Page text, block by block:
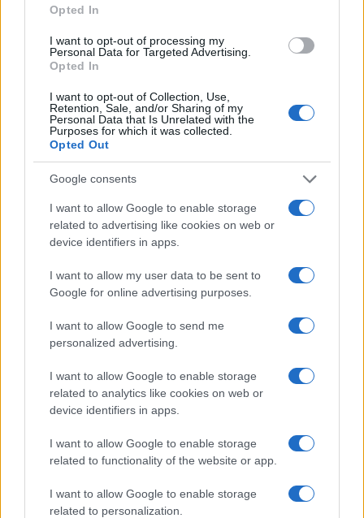
Opted In
I want to opt-out of processing my
Personal Data for Targeted Advertising.
Opted In
I want to opt-out of Collection, Use,
Retention, Sale, and/or Sharing of my
Personal Data that Is Unrelated with the
Purposes for which it was collected.
Opted Out
Google consents
I want to allow Google to enable storage
related to advertising like cookies on web or
device identifiers in apps.
I want to allow my user data to be sent to
Google for online advertising purposes.
I want to allow Google to send me
personalized advertising.
I want to allow Google to enable storage
related to analytics like cookies on web or
device identifiers in apps.
I want to allow Google to enable storage
related to functionality of the website or app.
I want to allow Google to enable storage
related to personalization.
NECROLOGIE
Mario Malu
Paolo Pinna
Martina Agostina Diturco
I nostri cari
I nostri cari